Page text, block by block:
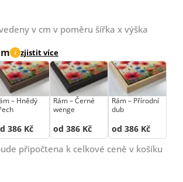
v cm v poměru šířka x výška
i zjistit více
–⁠⁠⁠⁠⁠⁠ Hnědý
386 Kč
Rám –⁠⁠⁠⁠⁠⁠ Černé
wenge
od 386 Kč
Rám –⁠⁠⁠⁠⁠⁠ Přírodní
dub
od 386 Kč
připočtena k celkové ceně v košíku